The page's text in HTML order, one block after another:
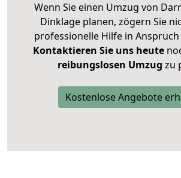
Wenn Sie einen Umzug von
Dinklage planen, zögern Sie
professionelle Hilfe in
Kontaktieren Sie uns heute
reibungslosen Umzug zu
Kostenlose Angebote